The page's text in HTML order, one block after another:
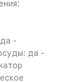
-
да -